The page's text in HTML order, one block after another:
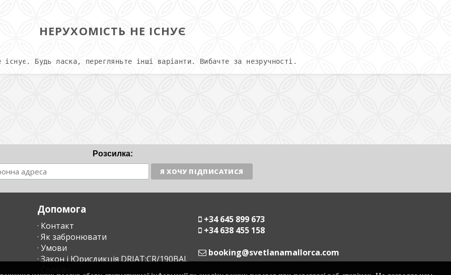
НЕРУХОМІСТЬ НЕ ІСНУЄ
Будь ласка, перегляньте інші варіанти. Вибачте за незручності.
Розсилка:
Допомога
· Контакт
· Як забронювати
· Умови
· Закон і Юрисдикція DRIAT:CR/190BAL
+34 645 899 673
+34 638 455 158
moc.acrollamanaltevs@gnikoob